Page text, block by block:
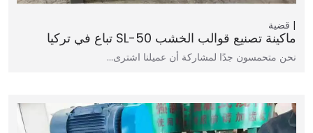
قضية
ماكينة تصنيع قوالب الخشب SL-50 تباع في تركيا
نحن متحمسون جدًا لمشاركة أن عميلنا اشترى…